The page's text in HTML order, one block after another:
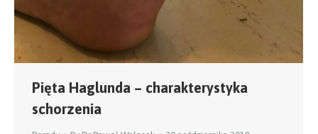
Pięta Haglunda – charakterystyka
schorzenia